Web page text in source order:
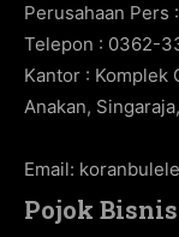
Perusahaan Pers
Telepon : 0362-
Kantor : Komplek
Anakan,
Email:
Pojok Bisnis